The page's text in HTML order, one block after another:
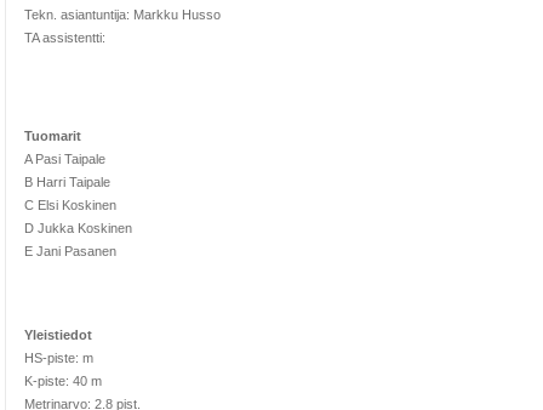
Tekn. asiantuntija: Markku Husso
TA assistentti:
Tuomarit
A Pasi Taipale
B Harri Taipale
C Elsi Koskinen
D Jukka Koskinen
E Jani Pasanen
Yleistiedot
HS-piste: m
K-piste: 40 m
Metrinarvo: 2.8 pist.